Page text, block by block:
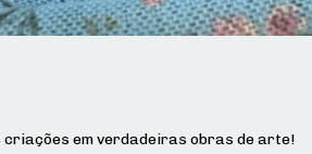
em verdadeiras obras de arte!